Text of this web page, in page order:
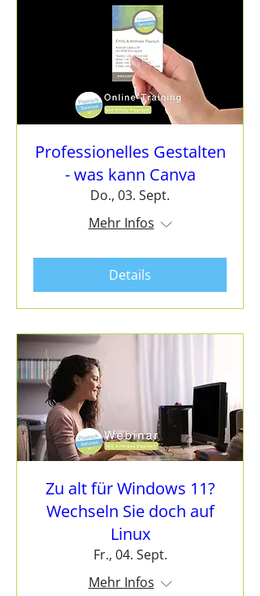
Professionelles Gestalten
- was kann Canva
Do., 03. Sept.
Mehr Infos
Details
Zu alt für Windows 11?
Wechseln Sie doch auf
Linux
Fr., 04. Sept.
Mehr Infos